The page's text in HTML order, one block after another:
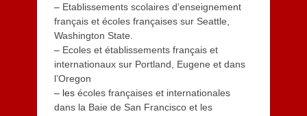
– Etablissements scolaires d’enseignement
français et écoles françaises sur Seattle,
Washington State
– Ecoles et établissements français et
internationaux sur Portland, Eugene et dans
l’Oregon
– les écoles françaises et internationales
dans la Baie de San Francisco et les